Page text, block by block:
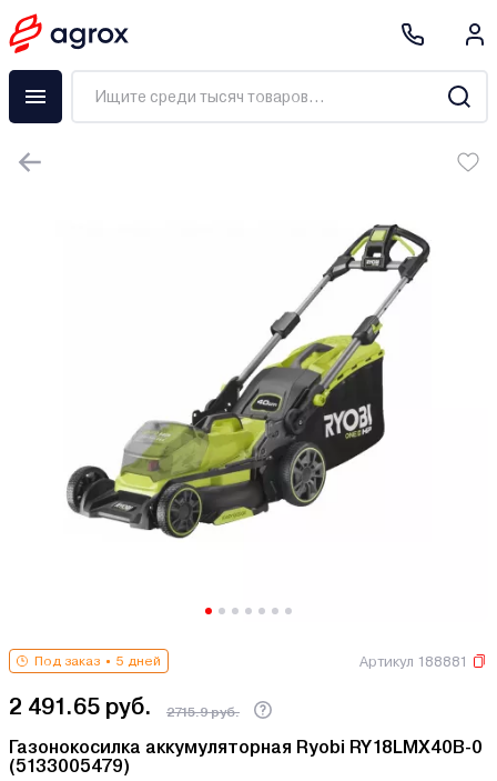
Под заказ 5 дней Артикул 188881
2 491.65 руб. 2715.9 руб.
Газонокосилка аккумуляторная Ryobi RY18LMX40B-0
(5133005479)